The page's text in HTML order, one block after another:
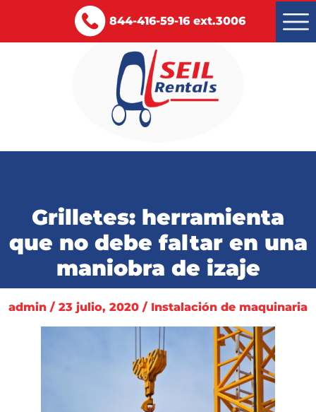
844-416-59-16 ext.3006
Certificaciones
Blog
Grilletes: herramienta
que no debe faltar en una
maniobra de izaje
admin / 23 julio, 2020 / Instalación de maquinaria